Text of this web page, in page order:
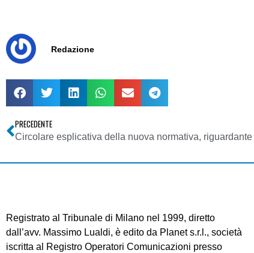
Redazione
PRECEDENTE
Registrato al Tribunale di Milano nel 1999, diretto
dall’avv. Massimo Lualdi, è edito da Planet s.r.l., società
iscritta al Registro Operatori Comunicazioni presso